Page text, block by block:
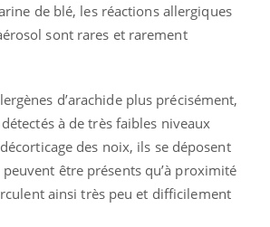
de blé, les réactions allergiques
sont rares et rarement
d’arachide plus précisément,
à de très faibles niveaux
des noix, ils se déposent
être présents qu’à proximité
ainsi très peu et difficilement